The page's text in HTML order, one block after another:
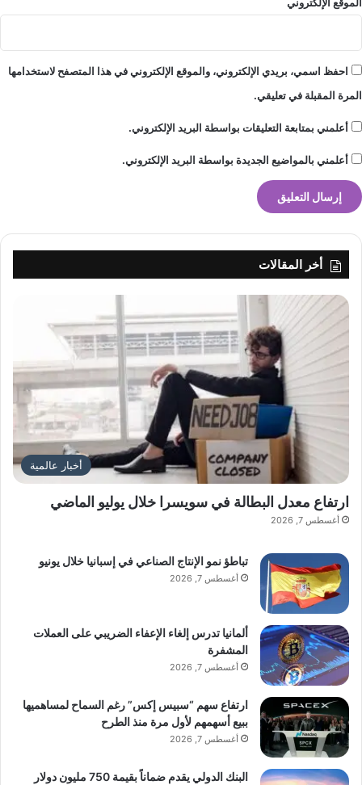
ع
ى
ا
م
ى
ا
ب
و
م
ت
و
احفظ اسمي، بريدي الإلكتروني، والموقع الإلكتروني في هذا المتصفح لاستخدامها
المرة المقبلة في تعليقي.
أعلمني بمتابعة التعليقات بواسطة البريد الإلكتروني.
أعلمني بالمواضيع الجديدة بواسطة البريد الإلكتروني.
أخر المقالات
أخبار عالمية
ارتفاع معدل البطالة في سويسرا خلال يوليو الماضي
أغسطس 7, 2026
تباطؤ نمو الإنتاج الصناعي في إسبانيا خلال يونيو
أغسطس 7, 2026
ألمانيا تدرس إلغاء الإعفاء الضريبي على العملات
المشفرة
أغسطس 7, 2026
ارتفاع سهم “سبيس إكس” رغم السماح لمساهميها
ببيع أسهمهم لأول مرة منذ الطرح
أغسطس 7, 2026
البنك الدولي يقدم ضماناً بقيمة 750 مليون دولار